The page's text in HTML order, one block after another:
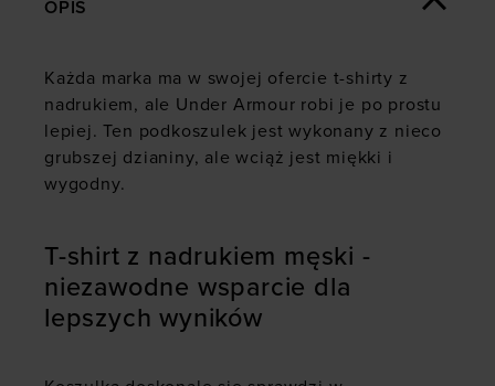
OPIS
Każda marka ma w swojej ofercie t-shirty z
nadrukiem, ale Under Armour robi je po prostu
lepiej. Ten podkoszulek jest wykonany z nieco
grubszej dzianiny, ale wciąż jest miękki i
wygodny.
T-shirt z nadrukiem męski -
niezawodne wsparcie dla
lepszych wyników